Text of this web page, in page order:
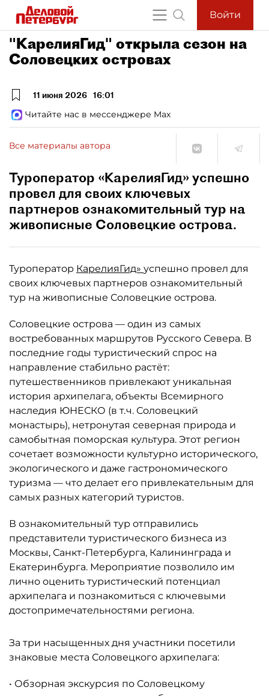
Войти
"КарелияГид" открыла сезон на
Соловецких островах
11 июня 2026 16:01
Читайте нас в мессенджере Max
Все материалы автора
Туроператор «КарелияГид» успешно
провел для своих ключевых
партнеров ознакомительный тур на
живописные Соловецкие острова.
Туроператор КарелияГид» успешно провел для
своих ключевых партнеров ознакомительный
тур на живописные Соловецкие острова.
Соловецкие острова — один из самых
востребованных маршрутов Русского Севера. В
последние годы туристический спрос на
направление стабильно растёт:
путешественников привлекают уникальная
история архипелага, объекты Всемирного
наследия ЮНЕСКО (в т. ч. Соловецкий
монастырь), нетронутая северная природа и
самобытная поморская культура. Этот регион
сочетает возможности культурно исторического,
экологического и даже гастрономического
туризма — что делает его привлекательным для
самых разных категорий туристов.
В ознакомительный тур отправились
представители туристического бизнеса из
Москвы, Санкт-Петербурга, Калининграда и
Екатеринбурга. Мероприятие позволило им
лично оценить туристический потенциал
архипелага и познакомиться с ключевыми
достопримечательностями региона.
За три насыщенных дня участники посетили
знаковые места Соловецкого архипелага:
• Обзорная экскурсия по Соловецкому